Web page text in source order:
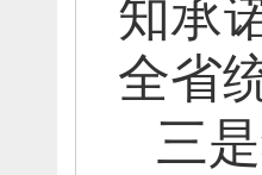
知承
全省
三